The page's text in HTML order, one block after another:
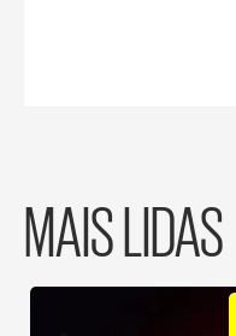
MAIS LIDAS